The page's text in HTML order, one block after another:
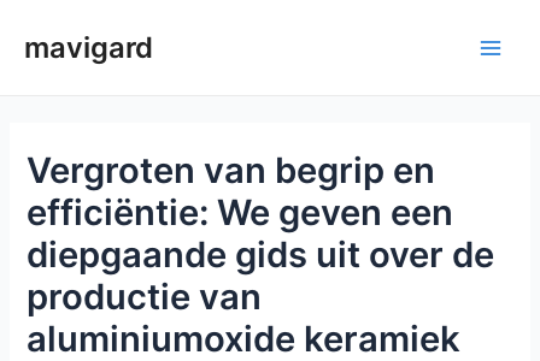
naarmavigard
Vergroten van begrip en
efficiëntie: We geven een
diepgaande gids uit over de
productie van
aluminiumoxide keramiek